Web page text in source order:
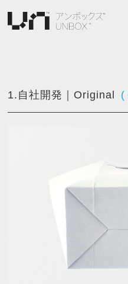
1.自社開発｜Original (